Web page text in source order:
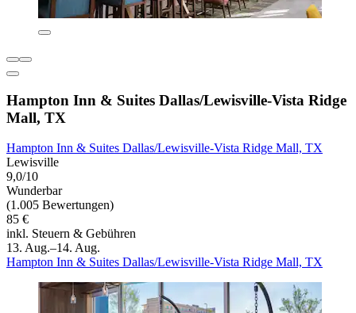
Hampton Inn & Suites Dallas/Lewisville-Vista Ridge
Mall, TX
Hampton Inn & Suites Dallas/Lewisville-Vista Ridge Mall, TX
Lewisville
9,0/10
Wunderbar
(1.005 Bewertungen)
85 €
inkl. Steuern & Gebühren
13. Aug.–14. Aug.
Hampton Inn & Suites Dallas/Lewisville-Vista Ridge Mall, TX